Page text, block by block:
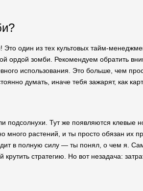
один из тех культовых тайм-
ордой зомби. Рекомендуем обратить
использования. Это больше, чем
думать, иначе тебя зажарят, как
подсолнухи. Тут же появляются клевые
растений, и ты просто обязан их
в полную силу — ты понял, о чем я.
стратегию. Но вот незадача: